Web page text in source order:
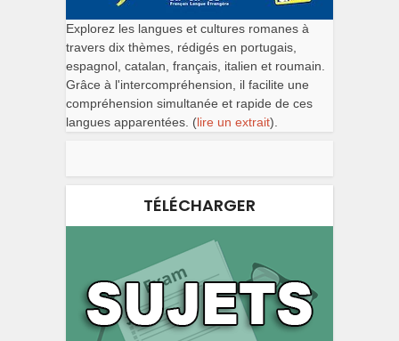
Explorez les langues et cultures romanes à
travers dix thèmes, rédigés en portugais,
espagnol, catalan, français, italien et roumain.
Grâce à l'intercompréhension, il facilite une
compréhension simultanée et rapide de ces
langues apparentées. (lire un extrait).
TÉLÉCHARGER